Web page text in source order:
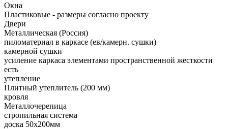
Окна
Пластиковые - размеры согласно проекту
Двери
Металлическая (Россия)
пиломатериал в каркасе (ев/камерн. сушки)
камерной сушки
усиление каркаса элементами пространственной жесткости
есть
утепление
Плитный утеплитель (200 мм)
кровля
Металлочерепица
стропильная система
доска 50х200мм